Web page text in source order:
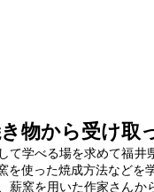
物から受け取
て学べる場を求めて福井
を使った焼成方法などを
薪窯を用いた作家さんか